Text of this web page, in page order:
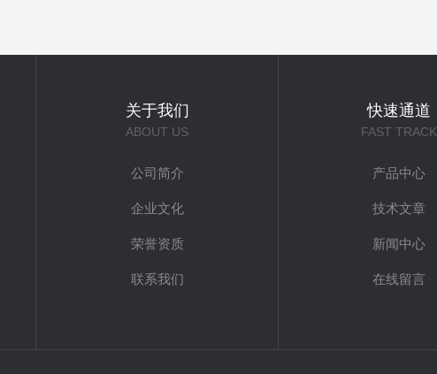
关于我们
ABOUT US
公司简介
企业文化
荣誉资质
联系我们
快速通道
FAST TRACK
产品中心
技术文章
新闻中心
在线留言